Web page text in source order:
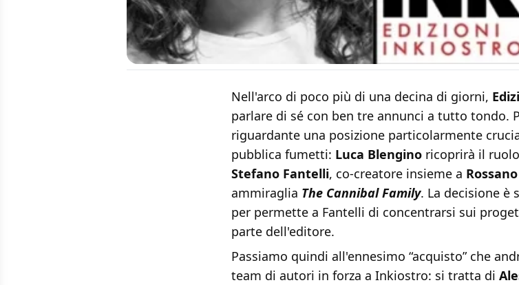
Nell'arco di poco più di una decina di giorni,
parlare di sé con ben tre annunci a tutto tondo.
riguardante una posizione particolarmente
pubblica fumetti: Luca Blengino ricoprirà il
Stefano Fantelli, co-creatore insieme a
ammiraglia The Cannibal Family. La decisione è
per permette a Fantelli di concentrarsi sui
parte dell'editore.
Passiamo quindi all'ennesimo “acquisto” che
team di autori in forza a Inkiostro: si tratta di